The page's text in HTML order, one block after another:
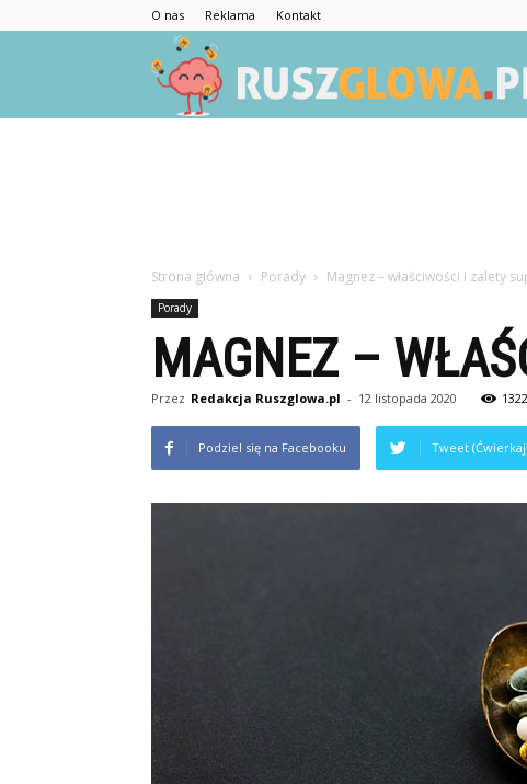
O nas Reklama Kontakt
Strona główna Porady Magnez – właściwości i zalety
Porady
MAGNEZ –
Przez Redakcja Ruszglowa.pl - 12 listopada 2020 1322
Podziel się na Facebooku Tweet